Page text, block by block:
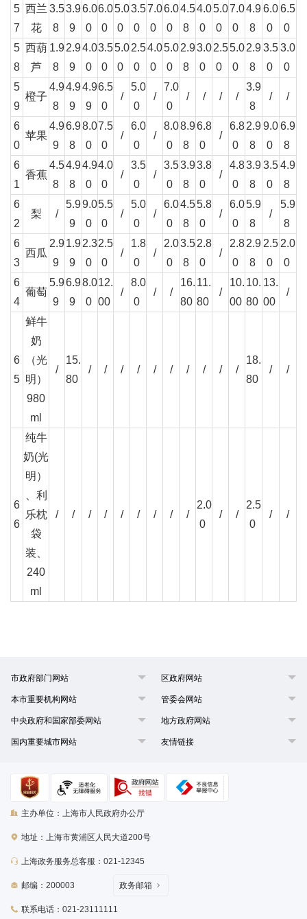
5
7
西兰
花
3.5
8
3.9
9
6.0
0
6.0
0
5.0
0
3.5
0
7.0
0
6.0
0
4.5
8
4.0
0
5.0
0
7.0
0
4.9
8
6.0
0
6.5
0
5
8
西葫
芦
1.9
8
2.9
9
4.0
0
3.5
0
5.0
0
2.5
0
4.0
0
5.0
0
2.9
8
3.0
0
2.5
0
5.0
0
2.9
8
3.5
0
3.0
0
5
9
橙子
4.9
8
4.9
9
4.9
9
6.5
0
/
5.0
0
/
7.0
0
/ / / /
3.9
8
/ /
6
0
苹果
4.9
9
6.9
8
8.0
0
7.5
0
/
6.0
0
/
8.0
0
8.9
8
6.8
0
/
6.8
0
2.9
8
9.0
0
6.9
8
6
1
香蕉
4.5
8
4.9
8
4.9
0
4.0
0
/
3.5
0
/
3.5
0
3.9
8
3.8
0
/
4.8
0
3.9
8
3.5
0
4.9
8
6
2
梨 /
5.9
9
9.0
0
5.5
0
/
5.0
0
/
6.0
0
4.5
8
5.8
0
/
6.0
0
5.9
8
/
5.9
8
6
3
西瓜
2.9
9
1.9
9
2.3
0
2.5
0
/
1.8
0
/
2.0
0
3.5
8
2.8
0
/
2.8
0
2.9
8
2.5
0
2.0
0
6
4
葡萄
5.9
9
6.9
9
8.0
0
12.
00
/
8.0
0
/ /
16.
80
11.
80
/
10.
00
10.
80
13.
00
/
6
5
鲜牛
奶
（光
明）
980
ml
/
15.
80
/ / / / / / / / / /
18.
80
/ /
6
6
纯牛
奶(光
明）
、利
乐枕
袋
装、
240
ml
/ / / / / / / / /
2.0
0
/ /
2.5
0
/ /
市政府部门网站 区政府网站
本市重要机构网站 管委会网站
中央政府和国家部委网站 地方政府网站
国内重要城市网站 友情链接
主办单位：上海市人民政府办公厅
地址：上海市黄浦区人民大道200号
上海政务服务总客服：021-12345
邮编：200003
联系电话：021-23111111
政务邮箱